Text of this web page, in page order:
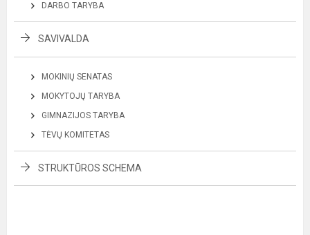
DARBO TARYBA
SAVIVALDA
MOKINIŲ SENATAS
MOKYTOJŲ TARYBA
GIMNAZIJOS TARYBA
TĖVŲ KOMITETAS
STRUKTŪROS SCHEMA